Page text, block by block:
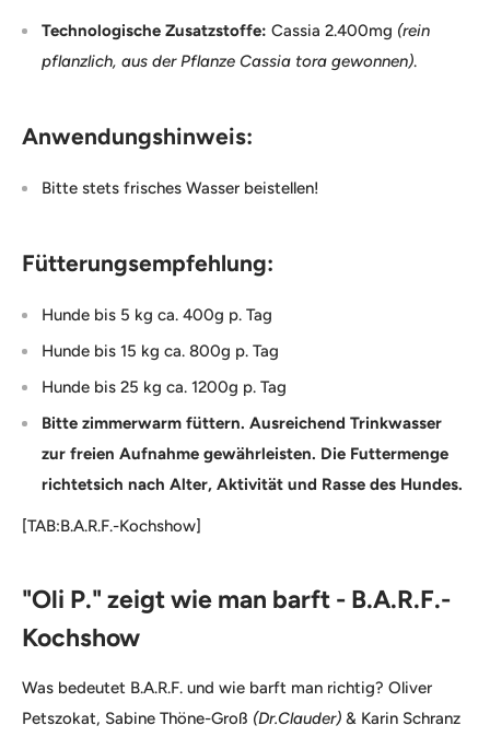
Technologische Zusatzstoffe: Cassia 2.400mg (rein
pflanzlich, aus der Pflanze Cassia tora gewonnen).
Anwendungshinweis:
Bitte stets frisches Wasser beistellen!
Fütterungsempfehlung:
Hunde bis 5 kg ca. 400g p. Tag
Hunde bis 15 kg ca. 800g p. Tag
Hunde bis 25 kg ca. 1200g p. Tag
Bitte zimmerwarm füttern. Ausreichend Trinkwasser
zur freien Aufnahme gewährleisten. Die Futtermenge
richtetsich nach Alter, Aktivität und Rasse des Hundes.
[TAB:B.A.R.F.-Kochshow]
"Oli P." zeigt wie man barft - B.A.R.F.-
Kochshow
Was bedeutet B.A.R.F. und wie barft man richtig? Oliver
Petszokat, Sabine Thöne-Groß (Dr.Clauder) & Karin Schranz